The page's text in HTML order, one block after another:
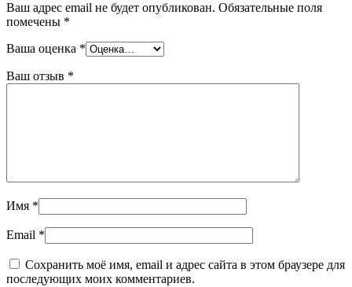
Ваш адрес email не будет опубликован. Обязательные поля
помечены *
Ваша оценка *
Ваш отзыв *
Имя *
Email *
Сохранить моё имя, email и адрес сайта в этом браузере для
последующих моих комментариев.